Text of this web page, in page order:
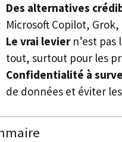
Des alternatives
Microsoft Copilot,
Le vrai leviern’est pas
tout, surtout pour les
Confidentialité à
de données et éviter